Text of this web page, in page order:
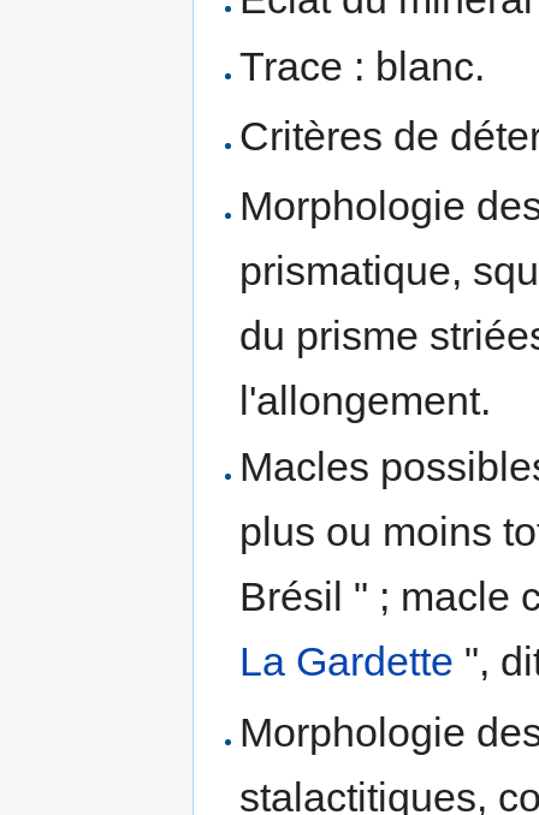
Trace : blanc.
Critères de
Morphologie
prismatique,
du prisme
l'allongement.
Macles
plus ou moins
Brésil " ; macle
La Gardette ",
Morphologie
stalactitiques,